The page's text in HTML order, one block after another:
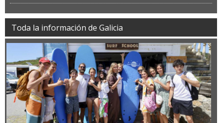
Toda la información de Galicia